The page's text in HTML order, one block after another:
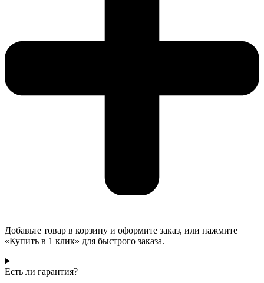
Добавьте товар в корзину и оформите заказ, или нажмите
«Купить в 1 клик» для быстрого заказа.
Есть ли гарантия?